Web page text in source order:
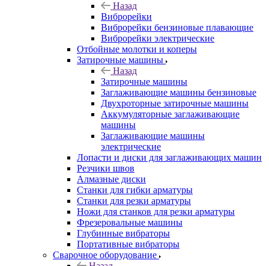
Назад
Виброрейки
Виброрейки бензиновые плавающие
Виброрейки электрические
Отбойные молотки и коперы
Затирочные машины
Назад
Затирочные машины
Заглаживающие машины бензиновые
Двухроторные затирочные машины
Аккумуляторные заглаживающие
машины
Заглаживающие машины
электрические
Лопасти и диски для заглаживающих машин
Резчики швов
Алмазные диски
Станки для гибки арматуры
Станки для резки арматуры
Ножи для станков для резки арматуры
Фрезеровальные машины
Глубинные вибраторы
Портативные вибраторы
Сварочное оборудование